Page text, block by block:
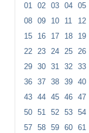
01 02 03 04 05
08 09 10 11 12
15
16 17 18 19
22
23 24 25 26
29 30 31 32 33
36 37 38 39 40
43 44 45 46 47
50 51 52 53 54
57 58 59 60 61